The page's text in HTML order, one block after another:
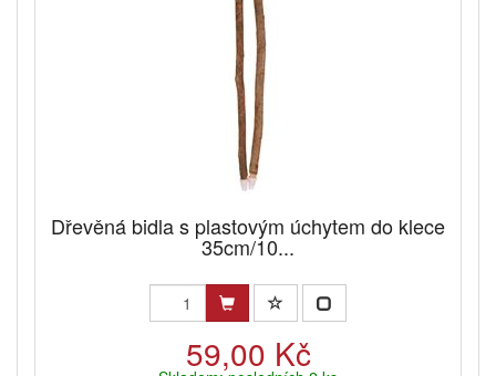
Dřevěná bidla s plastovým úchytem do klece
35cm/10...
59,00 Kč